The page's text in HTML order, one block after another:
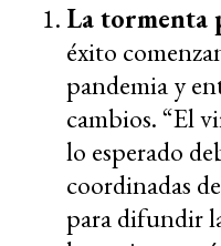
La tormenta
éxito
pandemia y
cambios. “El
lo esperado
coordinadas
para difundir